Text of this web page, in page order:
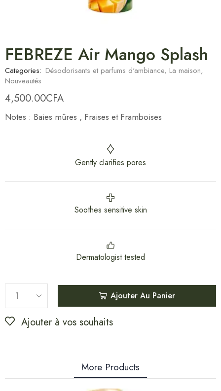
FEBREZE Air Mango Splash
Categories: Désodorisants et parfums d'ambiance, La maison,
Nouveautés
4,500.00CFA
Notes : Baies mûres , Fraises et Framboises
Gently clarifies pores
Soothes sensitive skin
Dermatologist tested
Ajouter Au Panier
Ajouter à vos souhaits
More Products